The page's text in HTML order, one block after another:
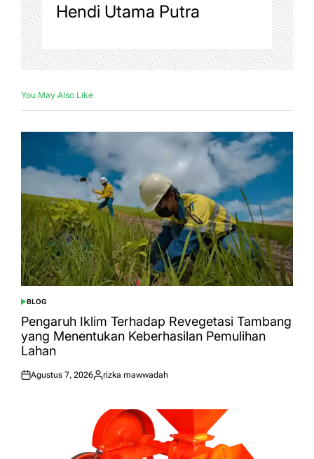
Hendi Utama Putra
You May Also Like
POSTED
IN
BLOG
Pengaruh Iklim Terhadap Revegetasi Tambang
yang Menentukan Keberhasilan Pemulihan
Lahan
Posted
Agustus 7, 2026
Posted
rizka mawwadah